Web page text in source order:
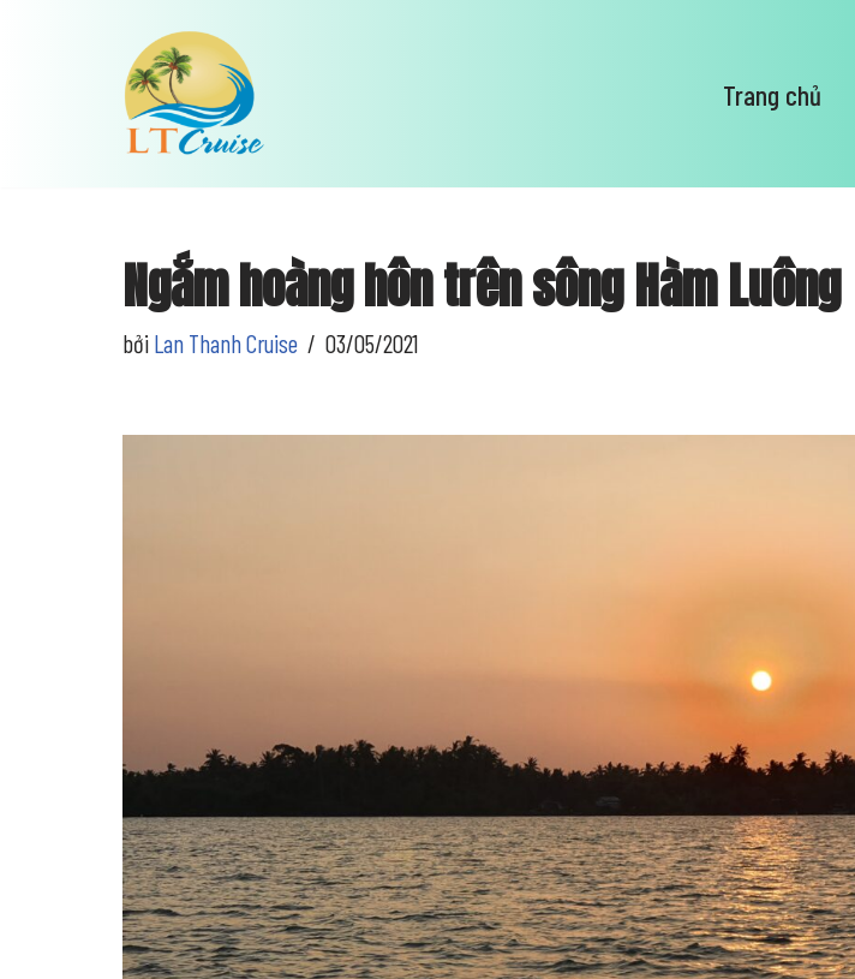
Trang chủ
Ngắm hoàng hôn trên sông Hàm Luông
bởi Lan Thanh Cruise 03/05/2021